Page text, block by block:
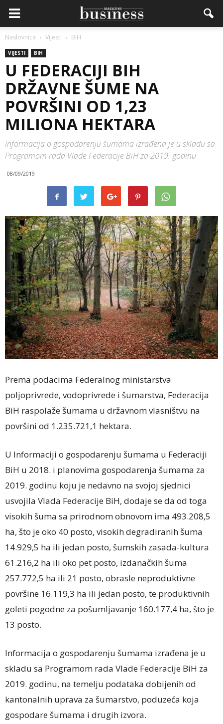
Naslovnica Vijesti BiH
VIJESTI BIH
U FEDERACIJI BIH
DRŽAVNE ŠUME NA
POVRŠINI OD 1,23
MILIONA HEKTARA
Informacija o gospodarenju šumama izrađena je u skladu sa
Programom rada Vlade Federacije BiH za 2019. godinu
08/09/2019
Prema podacima Federalnog ministarstva
poljoprivrede, vodoprivrede i šumarstva, Federacija
BiH raspolaže šumama u državnom vlasništvu na
površini od 1.235.721,1 hektara.
U Informaciji o gospodarenju šumama u Federaciji
BiH u 2018. i planovima gospodarenja šumama za
2019. godinu koju je nedavno na svojoj sjednici
usvojila Vlada Federacije BiH, dodaje se da od toga
visokih šuma sa prirodnom obnovom ima 493.208,5
ha, što je oko 40 posto, visokih degradiranih šuma
14.929,5 ha ili jedan posto, šumskih zasada-kultura
61.216,2 ha ili oko pet posto, izdanačkih šuma
257.772,5 ha ili 21 posto, obrasle neproduktivne
površine 16.119,3 ha ili jedan posto, te produktivnih
goleti pogodne za pošumljavanje 160.177,4 ha, što je
13 posto.
Informacija o gospodarenju šumama izrađena je u
skladu sa Programom rada Vlade Federacije BiH za
2019. godinu, na temelju podataka dobijenih od
kantonalnih uprava za šumarstvo, poduzeća koja
gospodare šumama i drugih izvora.